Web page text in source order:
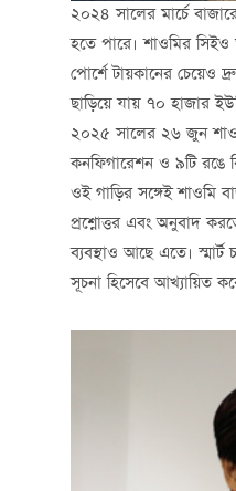
২০২৪ সালের মার্চে
হতে পারে। শাওমির
পোর্শে টায়কানের
ছাড়িয়ে যায় ৭০ হাজার
২০২৫ সালের ২৬ জুন
কনফিগারেশন ও ৯টি রঙে
ওই গাড়ির সঙ্গেই শাওমি
প্রশ্নোত্তর এবং অনুবাদ
ব্যবস্থাও আছে এতে।
সূচনা হিসেবে আখ্যায়িত